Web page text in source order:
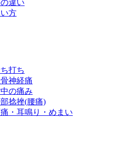
違い
方
打ち
神経痛
の痛み
捻挫(腰痛)
・耳鳴り・めまい